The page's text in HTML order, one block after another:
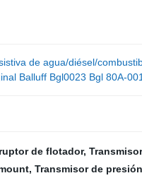
de agua/diésel/
Balluff Bgl0023 Bgl 80A-
de flotador,
, Transmisor de